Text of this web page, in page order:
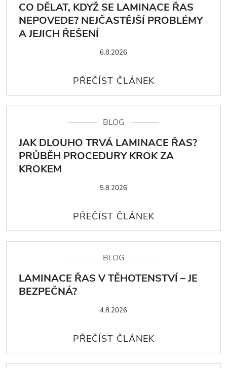
CO DĚLAT, KDYŽ SE LAMINACE ŘAS
NEPOVEDE? NEJČASTĚJŠÍ PROBLÉMY
A JEJICH ŘEŠENÍ
6.8.2026
BLOG
JAK DLOUHO TRVÁ LAMINACE ŘAS?
PRŮBĚH PROCEDURY KROK ZA
KROKEM
5.8.2026
BLOG
LAMINACE ŘAS V TĚHOTENSTVÍ – JE
BEZPEČNÁ?
4.8.2026